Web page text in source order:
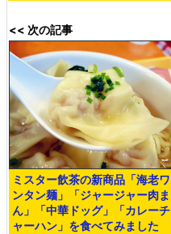
<< 次の記事
ミスター飲茶の新商品「海老ワ
ンタン麺」「ジャージャー肉ま
ん」「中華ドッグ」「カレーチ
ャーハン」を食べてみました